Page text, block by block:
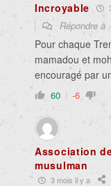
Incroyable
Répondre à
Pour chaque
mamadou et
encouragé par
60 -6
Association
musulman
3 mois il y a